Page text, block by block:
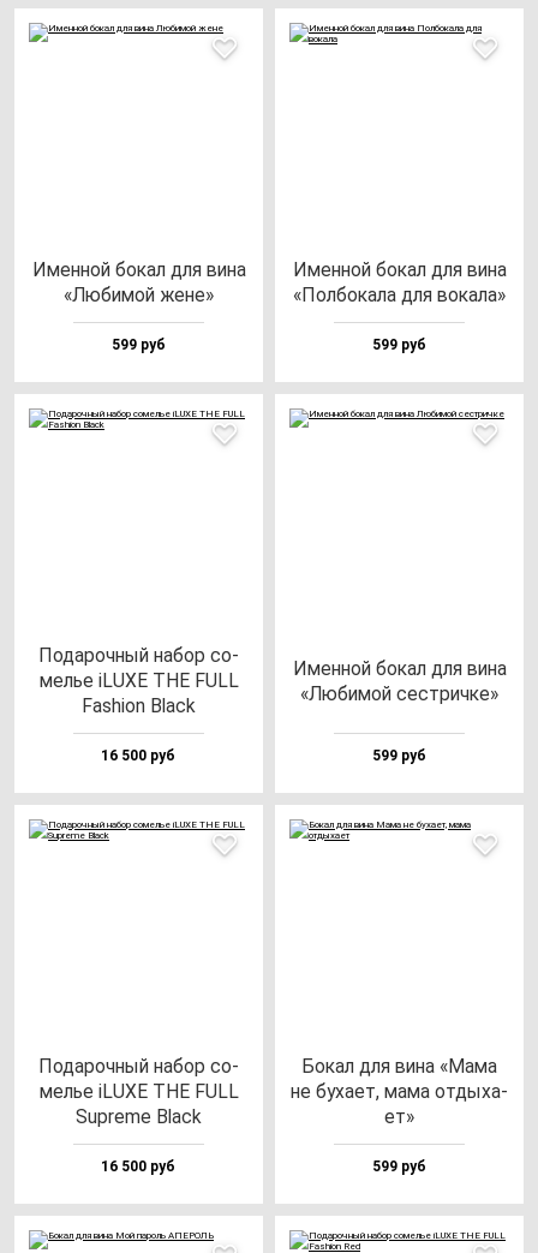
Имен­ной бо­кал для ви­на
«Люби­мой же­не»
599 руб
Имен­ной бо­кал для ви­на
«Пол­бо­ка­ла для во­ка­ла»
599 руб
Пода­роч­ный на­бор со­
мелье iLUXE THE FULL
Fas­hi­on Black
16 500 руб
Имен­ной бо­кал для ви­на
«Люби­мой сес­трич­ке»
599 руб
Пода­роч­ный на­бор со­
мелье iLUXE THE FULL
Sup­re­me Black
16 500 руб
Бокал для ви­на «Мама
не бу­ха­ет, ма­ма от­ды­ха­
ет»
599 руб